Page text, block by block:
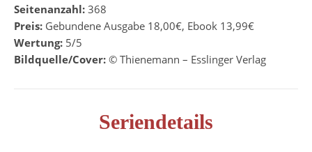
Seitenanzahl: 368
Preis: Gebundene Ausgabe 18,00€, Ebook 13,99€
Wertung: 5/5
Bildquelle/Cover: © Thienemann – Esslinger Verlag
Seriendetails